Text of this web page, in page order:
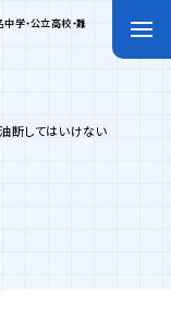
学・公立高校・難
断してはいけない